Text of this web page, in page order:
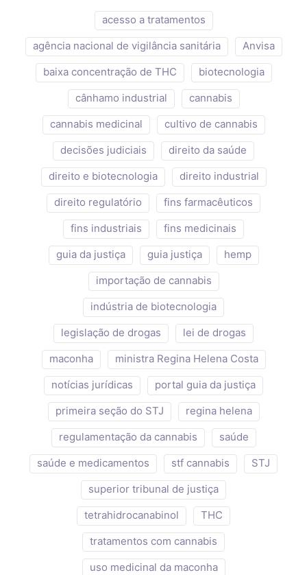
acesso a tratamentos
agência nacional de vigilância sanitária
Anvisa
baixa concentração de THC
biotecnologia
cânhamo industrial
cannabis
cannabis medicinal
cultivo de cannabis
decisões judiciais
direito da saúde
direito e biotecnologia
direito industrial
direito regulatório
fins farmacêuticos
fins industriais
fins medicinais
guia da justiça
guia justiça
hemp
importação de cannabis
indústria de biotecnologia
legislação de drogas
lei de drogas
maconha
ministra Regina Helena Costa
notícias jurídicas
portal guia da justiça
primeira seção do STJ
regina helena
regulamentação da cannabis
saúde
saúde e medicamentos
stf cannabis
STJ
superior tribunal de justiça
tetrahidrocanabinol
THC
tratamentos com cannabis
uso medicinal da maconha